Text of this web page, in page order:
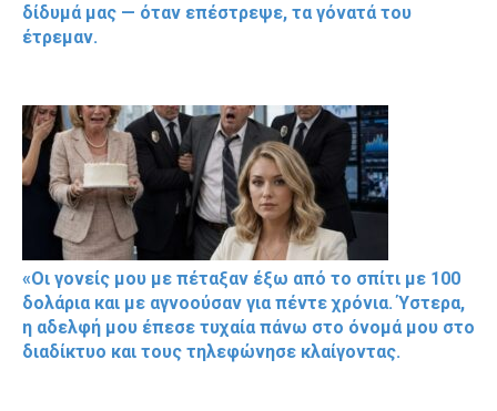
δίδυμά μας — όταν επέστρεψε, τα γόνατά του
έτρεμαν.
«Οι γονείς μου με πέταξαν έξω από το σπίτι με 100
δολάρια και με αγνοούσαν για πέντε χρόνια. Ύστερα,
η αδελφή μου έπεσε τυχαία πάνω στο όνομά μου στο
διαδίκτυο και τους τηλεφώνησε κλαίγοντας.